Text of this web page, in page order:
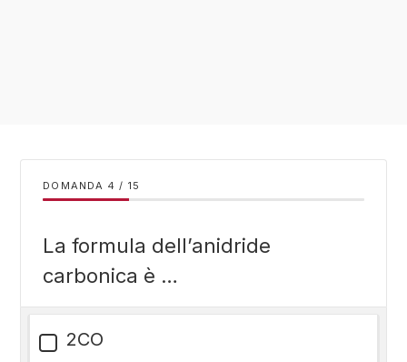
DOMANDA / 15
La formula dell’anidride
carbonica è …
2CO